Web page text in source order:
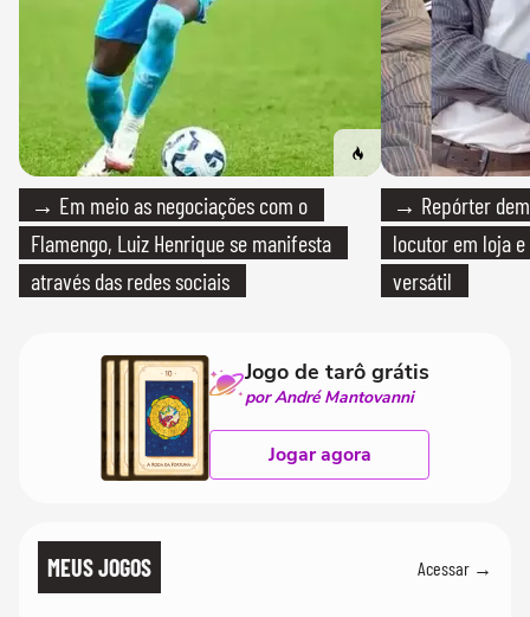
→ Em meio as negociações com o
Flamengo, Luiz Henrique se manifesta
através das redes sociais
→ Repórter
locutor em loja
versátil
Jogo de tarô grátis
por André Mantovanni
Jogar agora
MEUS JOGOS Acessar →